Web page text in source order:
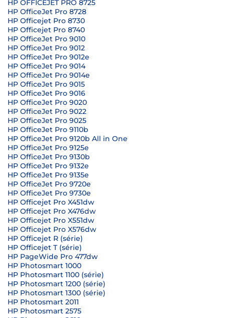
HP OFFICEJET PRO 8725
HP OfficeJet Pro 8728
HP Officejet Pro 8730
HP Officejet Pro 8740
HP OfficeJet Pro 9010
HP OfficeJet Pro 9012
HP OfficeJet Pro 9012e
HP OfficeJet Pro 9014
HP OfficeJet Pro 9014e
HP OfficeJet Pro 9015
HP OfficeJet Pro 9016
HP OfficeJet Pro 9020
HP OfficeJet Pro 9022
HP OfficeJet Pro 9025
HP OfficeJet Pro 9110b
HP OfficeJet Pro 9120b All in One
HP OfficeJet Pro 9125e
HP OfficeJet Pro 9130b
HP OfficeJet Pro 9132e
HP OfficeJet Pro 9135e
HP OfficeJet Pro 9720e
HP OfficeJet Pro 9730e
HP Officejet Pro X451dw
HP Officejet Pro X476dw
HP Officejet Pro X551dw
HP Officejet Pro X576dw
HP Officejet R (série)
HP Officejet T (série)
HP PageWide Pro 477dw
HP Photosmart 1000
HP Photosmart 1100 (série)
HP Photosmart 1200 (série)
HP Photosmart 1300 (série)
HP Photosmart 2011
HP Photosmart 2575